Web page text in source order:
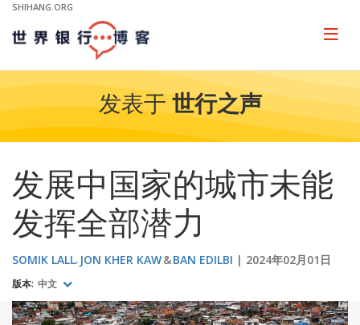
Skip
Main
Navigation
SHIHANG.ORG
Page
发表于 世行之声
发展中国家的城市未能
发挥全部潜力
SOMIK LALL JON KHER KAW BAN EDILBI 2024年02月01日
版本: 中文